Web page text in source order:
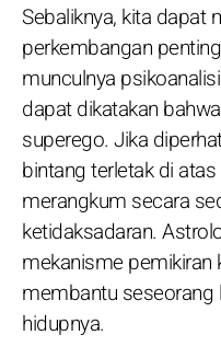
Sebaliknya, kita dapat
perkembangan
munculnya
dapat dikatakan
superego. Jika
bintang terletak di
merangkum secara
ketidaksadaran.
mekanisme pemikiran
membantu seseorang
hidupnya.